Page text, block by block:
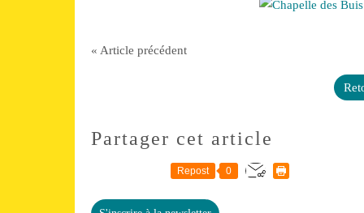
« Article précédent
Partager cet article
Repost 0